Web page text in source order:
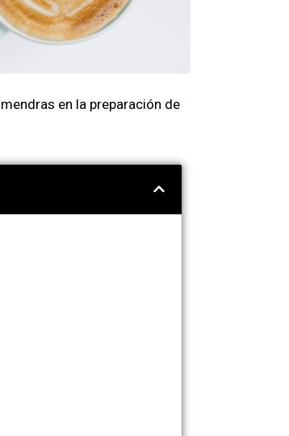
en la preparación de